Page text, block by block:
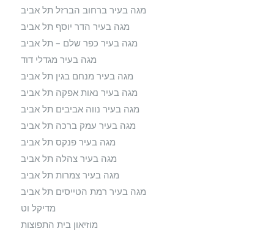
מגה בעיר ברחוב הברזל תל אביב
מגה בעיר הדר יוסף תל אביב
מגה בעיר כפר שלם – תל אביב
מגה בעיר מגדלי דוד
מגה בעיר מנחם בגין תל אביב
מגה בעיר נאות אפקה תל אביב
מגה בעיר נווה אביבים תל אביב
מגה בעיר עמק ברכה תל אביב
מגה בעיר פנקס תל אביב
מגה בעיר צהלה תל אביב
מגה בעיר צמרות תל אביב
מגה בעיר רמת הטייסים תל אביב
מדיקל וט
מוזיאון בית התפוצות